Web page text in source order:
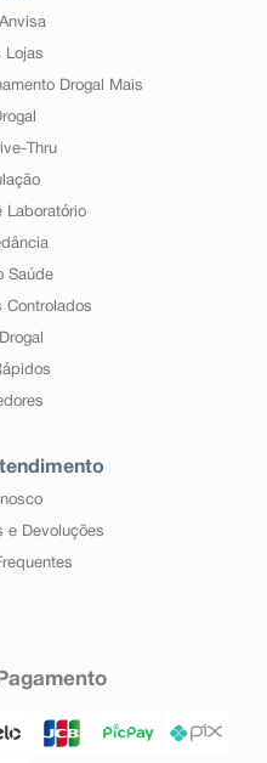
Lojas
Drogal Mais
Thru
Laboratório
Saúde
Controlados
e Devoluções